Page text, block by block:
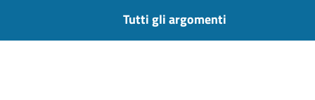
Tutti gli argomenti